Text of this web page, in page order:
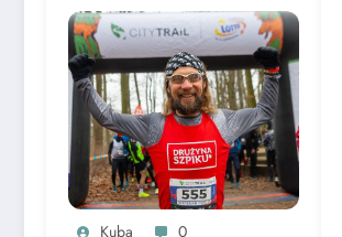
Kuba 0